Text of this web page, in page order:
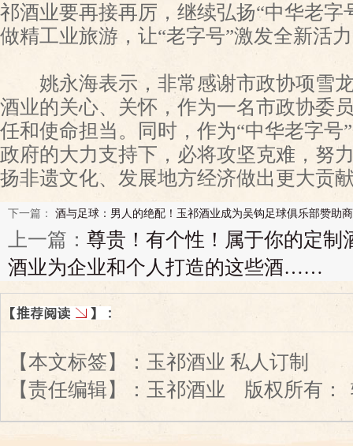
祁酒业要再接再厉，继续弘扬“中华老字
做精工业旅游，让“老字号”激发全新活
姚永海表示，非常感谢市政协项雪龙
酒业的关心、关怀，作为一名市政协委
任和使命担当。同时，作为“中华老字号
政府的大力支持下，必将攻坚克难，努
扬非遗文化、发展地方经济做出更大贡
下一篇： 酒与足球：男人的绝配！玉祁酒业成为吴钩足球俱乐部赞助商
上一篇： 尊贵！有个性！属于你的定制
酒业为企业和个人打造的这些酒……
【本文标签】： 玉祁酒业 私人订制
【责任编辑】： 玉祁酒业 版权所有：